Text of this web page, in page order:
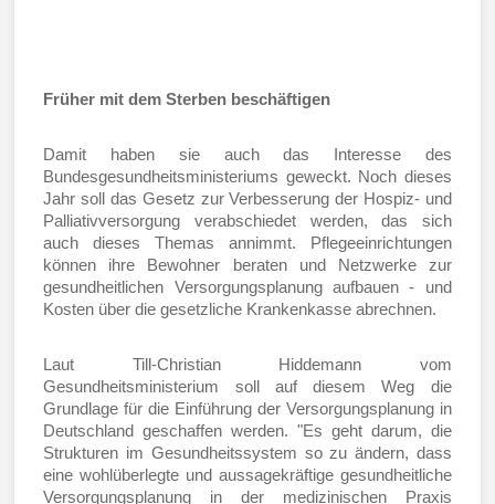
Früher mit dem Sterben beschäftigen
Damit haben sie auch das Interesse des
Bundesgesundheitsministeriums geweckt. Noch dieses
Jahr soll das Gesetz zur Verbesserung der Hospiz- und
Palliativversorgung verabschiedet werden, das sich
auch dieses Themas annimmt. Pflegeeinrichtungen
können ihre Bewohner beraten und Netzwerke zur
gesundheitlichen Versorgungsplanung aufbauen - und
Kosten über die gesetzliche Krankenkasse abrechnen.
Laut Till-Christian Hiddemann vom
Gesundheitsministerium soll auf diesem Weg die
Grundlage für die Einführung der Versorgungsplanung in
Deutschland geschaffen werden. "Es geht darum, die
Strukturen im Gesundheitssystem so zu ändern, dass
eine wohlüberlegte und aussagekräftige gesundheitliche
Versorgungsplanung in der medizinischen Praxis